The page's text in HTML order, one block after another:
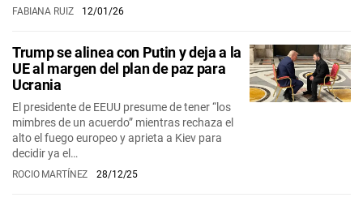
FABIANA RUIZ 12/01/26
Trump se alinea con Putin y deja a la
UE al margen del plan de paz para
Ucrania
El presidente de EEUU presume de tener “los
mimbres de un acuerdo” mientras rechaza el
alto el fuego europeo y aprieta a Kiev para
decidir ya el…
ROCIO MARTÍNEZ 28/12/25